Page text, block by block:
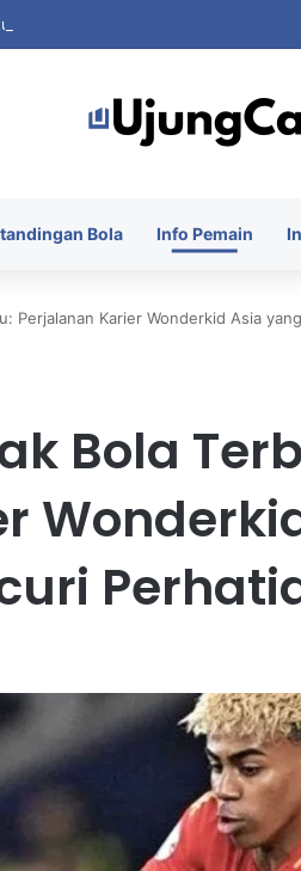
Piala Presiden 2026 dengan Merebut
Bola Info Pemain
Perjalanan Karier Wonderkid Asia
Bola